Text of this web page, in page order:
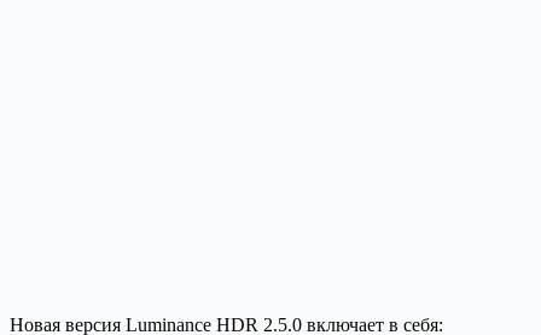
Новая версия Luminance HDR 2.5.0 включает в себя: